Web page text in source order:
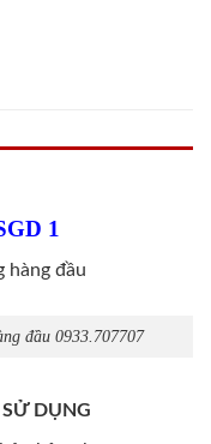
1
đầu 0933.707707
DỤNG